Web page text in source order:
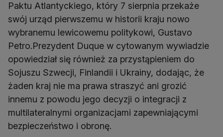
Paktu Atlantyckiego, który 7 sierpnia przekaże
swój urząd pierwszemu w historii kraju nowo
wybranemu lewicowemu politykowi, Gustavo
Petro.Prezydent Duque w cytowanym wywiadzie
opowiedział się również za przystąpieniem do
Sojuszu Szwecji, Finlandii i Ukrainy, dodając, że
żaden kraj nie ma prawa straszyć ani grozić
innemu z powodu jego decyzji o integracji z
multilateralnymi organizacjami zapewniającymi
bezpieczeństwo i obronę.